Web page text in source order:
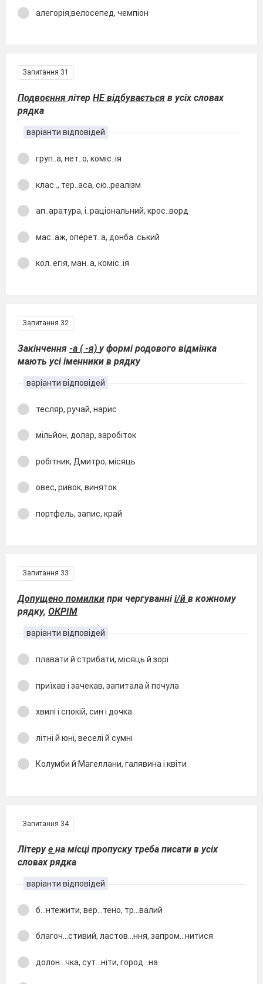
алегорія,велосепед, чемпіон
Запитання 31
Подвоєннялітер НЕ відбувається в усіх словах
рядка
варіанти відповідей
груп..а, нет..о, коміс..ія
клас.., тер..аса, сю..реалізм
ап..аратура, і..раціональний, крос..ворд
мас..аж, оперет..а, донба..ський
кол..егія, ман..а, коміс..ія
Запитання 32
Закінчення -а ( -я) у формі родового відмінка
мають усі іменники в рядку
варіанти відповідей
тесляр, ручай, нарис
мільйон, долар, заробіток
робітник, Дмитро, місяць
овес, ривок, виняток
портфель, запис, край
Запитання 33
Допущено помилки при чергуванніі/й в кожному
рядку, ОКРІМ
варіанти відповідей
плавати й стрибати, місяць й зорі
приїхав і зачекав, запитала й почула
хвилі і спокій, син і дочка
літні й юні, веселі й сумні
Колумби й Магеллани, галявина і квіти
Запитання 34
Літеруе на місці пропуску треба писати в усіх
словах рядка
варіанти відповідей
б...нтежити, вер...тено, тр...валий
благоч...стивий, ластов...ння, запром...нитися
долон...чка, сут...ніти, город...на